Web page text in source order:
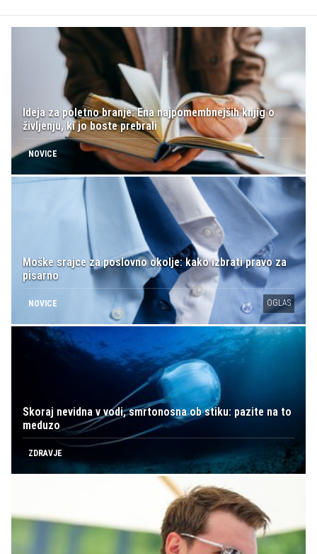
Ideja za poletno branje: Ena najpomembnejših knjig o
življenju, ki jo boste prebrali
NOVICE
Moške srajce za poslovno okolje: kako izbrati pravo za
pisarno
NOVICE OGLAS
Skoraj nevidna v vodi, smrtonosna ob stiku: pazite na to
meduzo
ZDRAVJE